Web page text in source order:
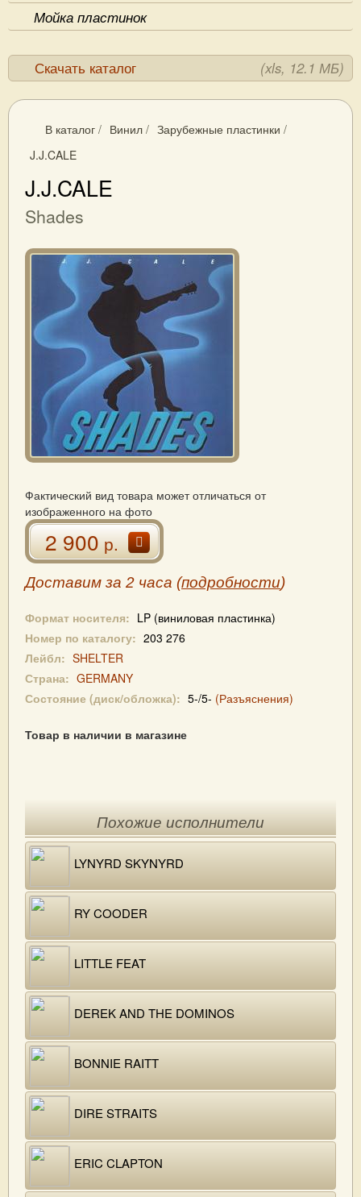
Мойка пластинок
Скачать каталог (xls, 12.1 МБ)
В каталог / Винил / Зарубежные пластинки /
J.J.CALE
J.J.CALE
Shades
Фактический вид товара может отличаться от
изображенного на фото
2 900р.
Доставим за 2 часа (подробности)
Формат носителя: LP (виниловая пластинка)
Номер по каталогу: 203 276
Лейбл: SHELTER
Страна: GERMANY
Состояние (диск/обложка): 5-/5- (Разъяснения)
Товар в наличии в магазине
Похожие исполнители
LYNYRD SKYNYRD
RY COODER
LITTLE FEAT
DEREK AND THE DOMINOS
BONNIE RAITT
DIRE STRAITS
ERIC CLAPTON